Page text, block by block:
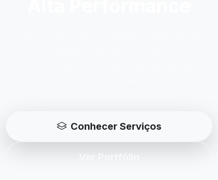
Conhecer Serviços